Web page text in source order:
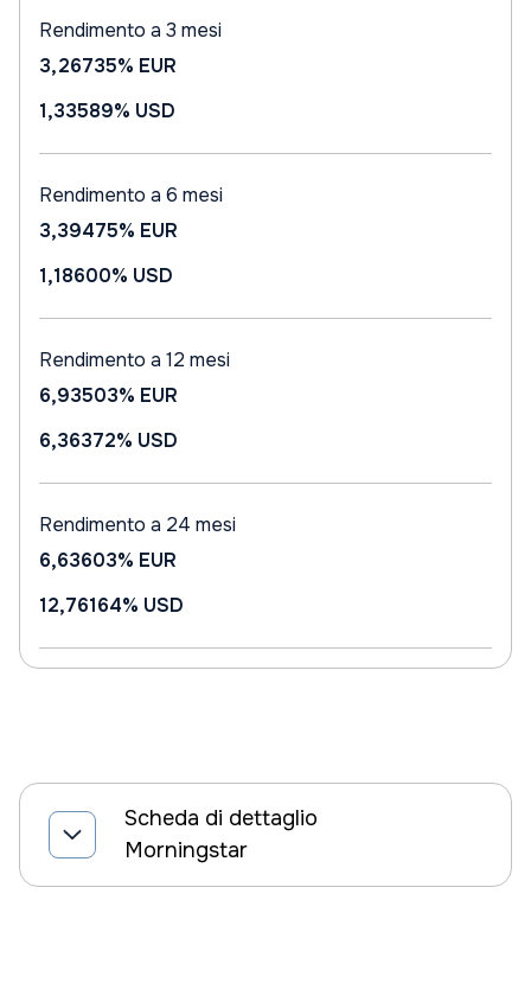
Rendimento a 3 mesi
3,26735% EUR
1,33589% USD
Rendimento a 6 mesi
3,39475% EUR
1,18600% USD
Rendimento a 12 mesi
6,93503% EUR
6,36372% USD
Rendimento a 24 mesi
6,63603% EUR
12,76164% USD
Scheda di dettaglio
Morningstar